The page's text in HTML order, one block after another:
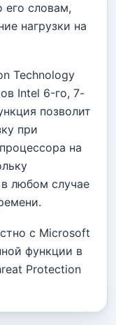
его словам,
нагрузки на
Technology
Intel 6-го, 7-
позволит
при
на
любом случае
с Microsoft
функции в
Protection